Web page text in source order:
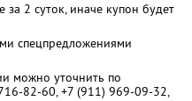
2 суток, иначе купон будет
спецпредложениями
можно уточнить по
82-60,+7 (911) 969-09-32,